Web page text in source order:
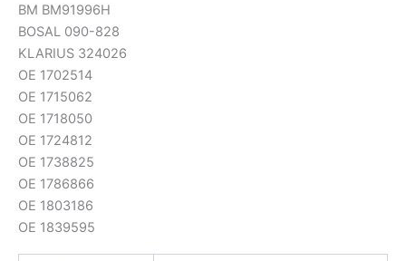
BM BM91996H
BOSAL 090-828
KLARIUS 324026
OE 1702514
OE 1715062
OE 1718050
OE 1724812
OE 1738825
OE 1786866
OE 1803186
OE 1839595